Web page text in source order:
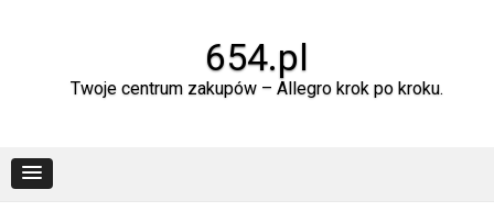
654.pl
Twoje centrum zakupów – Allegro krok po kroku.